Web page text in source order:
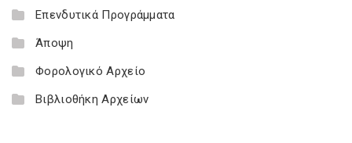
Επενδυτικά Προγράμματα
Άποψη
Φορολογικό Αρχείο
Βιβλιοθήκη Αρχείων